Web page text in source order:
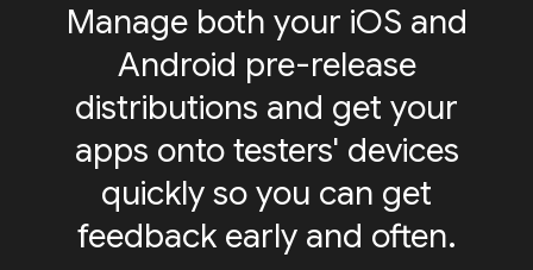
Manage both your iOS and
Android pre-release
distributions and get your
apps onto testers' devices
quickly so you can get
feedback early and often.